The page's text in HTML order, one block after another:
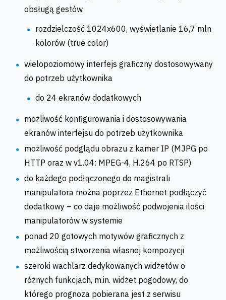
obsługą gestów
rozdzielczość 1024x600, wyświetlanie 16,7 mln
kolorów (true color)
wielopoziomowy interfejs graficzny dostosowywany
do potrzeb użytkownika
do 24 ekranów dodatkowych
możliwość konfigurowania i dostosowywania
ekranów interfejsu do potrzeb użytkownika
możliwość podglądu obrazu z kamer IP (MJPG po
HTTP oraz w v1.04: MPEG-4, H.264 po RTSP)
do każdego podłączonego do magistrali
manipulatora można poprzez Ethernet podłączyć
dodatkowy – co daje możliwość podwojenia ilości
manipulatorów w systemie
ponad 20 gotowych motywów graficznych z
możliwością stworzenia własnej kompozycji
szeroki wachlarz dedykowanych widżetów o
różnych funkcjach, m.in. widżet pogodowy, do
którego prognoza pobierana jest z serwisu